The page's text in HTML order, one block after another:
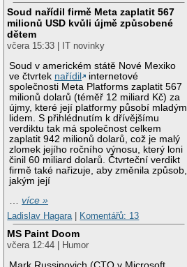
Soud nařídil firmě Meta zaplatit 567
milionů USD kvůli újmě způsobené
dětem
včera 15:33 | IT novinky
Soud v americkém státě Nové Mexiko
ve čtvrtek nařídil
internetové
společnosti Meta Platforms zaplatit 567
milionů dolarů (téměř 12 miliard Kč) za
újmy, které její platformy působí mladým
lidem. S přihlédnutím k dřívějšímu
verdiktu tak má společnost celkem
zaplatit 942 milionů dolarů, což je malý
zlomek jejího ročního výnosu, který loni
činil 60 miliard dolarů. Čtvrteční verdikt
firmě také nařizuje, aby změnila způsob,
jakým její
…více »
Ladislav Hagara
Komentářů: 13
MS Paint Doom
včera 12:44 | Humor